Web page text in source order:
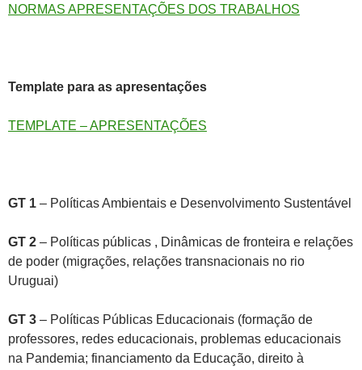
NORMAS APRESENTAÇÕES DOS TRABALHOS
Template para as apresentações
TEMPLATE – APRESENTAÇÕES
GT 1 – Políticas Ambientais e Desenvolvimento Sustentável
GT 2 – Políticas públicas , Dinâmicas de fronteira e relações
de poder (migrações, relações transnacionais no rio
Uruguai)
GT 3 – Políticas Públicas Educacionais (formação de
professores, redes educacionais, problemas educacionais
na Pandemia; financiamento da Educação, direito à